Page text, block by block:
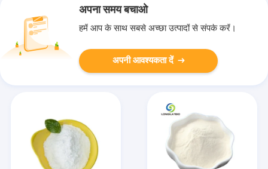
अपना समय बचाओ
हमें आप के साथ सबसे अच्छा उत्पादों से संपर्क करें।
अपनी आवश्यकता दें